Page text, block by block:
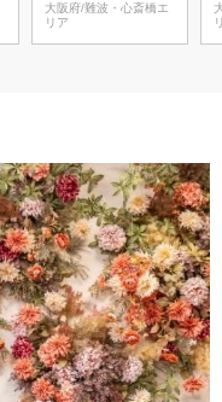
大阪府/難波・心斎橋エ
リア